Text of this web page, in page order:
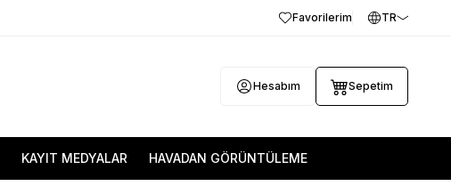
Favorilerim TR
Hesabım Sepetim
KAYIT MEDYALAR HAVADAN GÖRÜNTÜLEME